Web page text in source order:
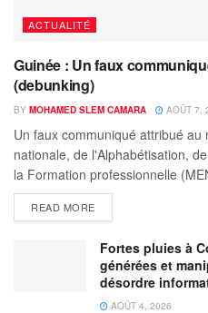
ACTUALITÉ
Guinée : Un faux
(debunking)
BY MOHAMED SLEM CAMARA AOÛT 7,
Un faux communiqué attribué au
nationale, de l'Alphabétisation,
la Formation professionnelle
READ MORE
Fortes pluies à
générées et
désordre
AOÛT 4, 2026